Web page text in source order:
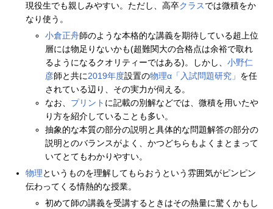
現役生でも親しみやすい。ただし、高卒クラスでは微積をか
なり使う。
小倉正舟師のような本格的な講義を期待している超上位
層には物足りないかも(超難関大の合格点は余裕で取れ
るようになるクオリティーではある)。しかし、 小野仁
彦師と共に2019年度設置の物理α「入試問題研究」 を任
されている辺り、その実力が伺える。
なお、 プリント に記載の別解などでは、微積を用いたや
り方を紹介していることも多い。
抽象的な本質の部分の説明と具体的な問題解答の部分の
説明とのバランスがよく、かつどちらもよくまとまって
いてとてもわかりやすい。
物理というものを理解してもらおうという雰囲気がピンピン
伝わってくる情熱的な授業。
初めて師の講義を受講するときはその熱量に驚くかもし